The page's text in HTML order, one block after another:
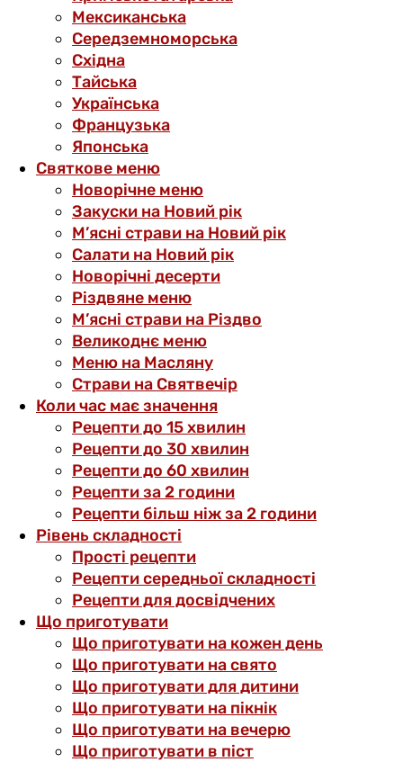
Мексиканська
Середземноморська
Східна
Тайська
Українська
Французька
Японська
Святкове меню
Новорічне меню
Закуски на Новий рік
М’ясні страви на Новий рік
Салати на Новий рік
Новорічні десерти
Різдвяне меню
М’ясні страви на Різдво
Великоднє меню
Меню на Масляну
Страви на Святвечір
Коли час має значення
Рецепти до 15 хвилин
Рецепти до 30 хвилин
Рецепти до 60 хвилин
Рецепти за 2 години
Рецепти більш ніж за 2 години
Рівень складності
Прості рецепти
Рецепти середньої складності
Рецепти для досвідчених
Що приготувати
Що приготувати на кожен день
Що приготувати на свято
Що приготувати для дитини
Що приготувати на пікнік
Що приготувати на вечерю
Що приготувати в піст